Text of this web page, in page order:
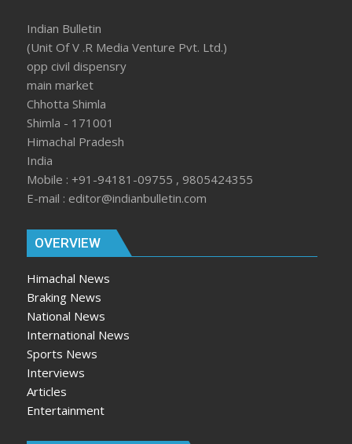
Indian Bulletin
(Unit Of V .R Media Venture Pvt. Ltd.)
opp civil dispensry
main market
Chhotta Shimla
Shimla - 171001
Himachal Pradesh
India
Mobile : +91-94181-09755 , 9805424355
E-mail : editor@indianbulletin.com
OVERVIEW
Himachal News
Braking News
National News
International News
Sports News
Interviews
Articles
Entertainment